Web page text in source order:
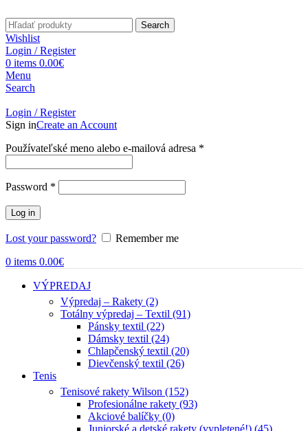
Search
Wishlist
Login / Register
0 items 0.00€
Menu
Search
Login / Register
Sign inCreate an Account
Používateľské meno alebo e-mailová adresa *
Password *
Log in
Lost your password?
Remember me
0 items 0.00€
VÝPREDAJ
Výpredaj – Rakety (2)
Totálny výpredaj – Textil (91)
Pánsky textil (22)
Dámsky textil (24)
Chlapčenský textil (20)
Dievčenský textil (26)
Tenis
Tenisové rakety Wilson (152)
Profesionálne rakety (93)
Akciové balíčky (0)
Juniorské a detské rakety (vypletené!) (45)